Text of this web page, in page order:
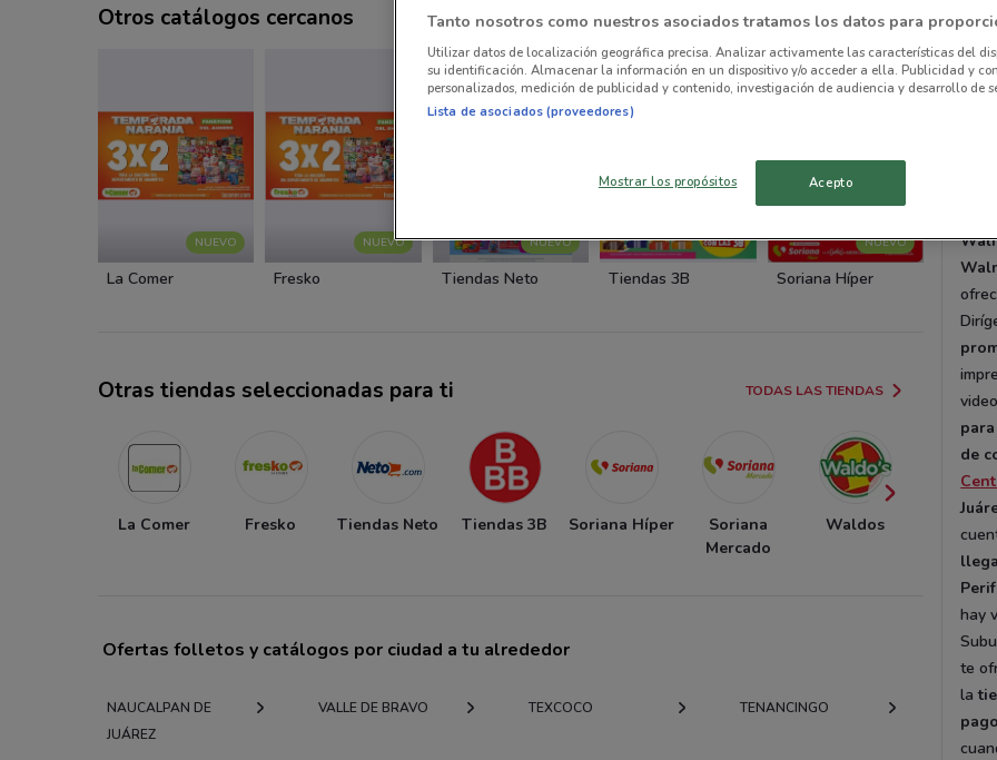
Otros catálogos cercanos
NUEVO
La Comer
NUEVO
Fresko
NUEVO
Tiendas Neto Tiendas 3B
NUEVO
Soriana Híper
Otras tiendas seleccionadas para ti TODAS LAS TIENDAS
La Comer Fresko Tiendas Neto Tiendas 3B Soriana Híper
Soriana
Mercado
Waldos
Soriana
Ofertas folletos y catálogos por ciudad a tu alrededor
NAUCALPAN DE
JUÁREZ
VALLE DE BRAVO TEXCOCO TENANCINGO
de
hay
te
la
pago
Tanto nosotros como nuestros asociados tratamos los datos para
Utilizar datos de localización geográfica precisa. Analizar activamente las características del
su identificación. Almacenar la información en un dispositivo y/o acceder a ella. Publicidad y
personalizados, medición de publicidad y contenido, investigación de audiencia y desarrollo de
Lista de asociados (proveedores)
Mostrar los propósitos Acepto